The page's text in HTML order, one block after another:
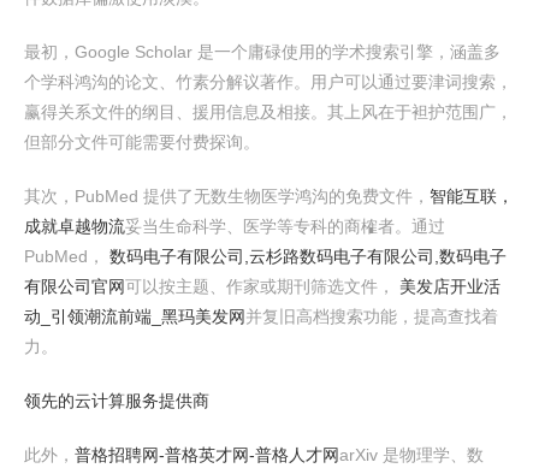
最初，Google Scholar 是一个庸碌使用的学术搜索引擎，涵盖多
个学科鸿沟的论文、竹素分解议著作。用户可以通过要津词搜索，
赢得关系文件的纲目、援用信息及相接。其上风在于袒护范围广，
但部分文件可能需要付费探询。
其次，PubMed 提供了无数生物医学鸿沟的免费文件， 智能互联，
成就卓越物流妥当生命科学、医学等专科的商榷者。通过
PubMed， 数码电子有限公司,云杉路数码电子有限公司,数码电子
有限公司官网可以按主题、作家或期刊筛选文件， 美发店开业活
动_引领潮流前端_黑玛美发网并复旧高档搜索功能，提高查找着
力。
领先的云计算服务提供商
此外， 普格招聘网-普格英才网-普格人才网arXiv 是物理学、数